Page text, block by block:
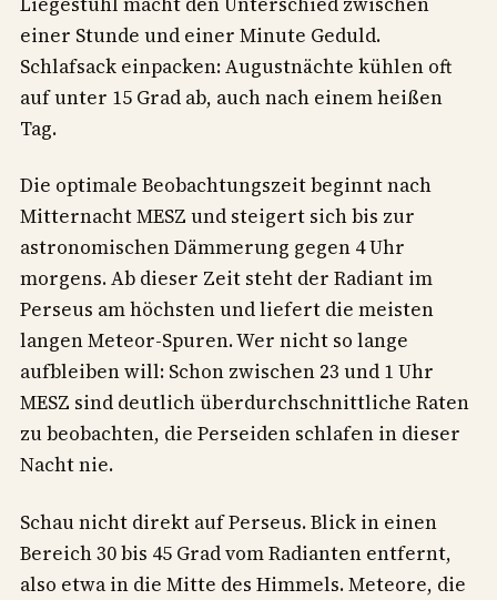
einer Stunde und einer Minute Geduld.
Schlafsack einpacken: Augustnächte kühlen oft
auf unter 15 Grad ab, auch nach einem heißen
Tag.
Die optimale Beobachtungszeit beginnt nach
Mitternacht MESZ und steigert sich bis zur
astronomischen Dämmerung gegen 4 Uhr
morgens. Ab dieser Zeit steht der Radiant im
Perseus am höchsten und liefert die meisten
langen Meteor-Spuren. Wer nicht so lange
aufbleiben will: Schon zwischen 23 und 1 Uhr
MESZ sind deutlich überdurchschnittliche Raten
zu beobachten, die Perseiden schlafen in dieser
Nacht nie.
Schau nicht direkt auf Perseus. Blick in einen
Bereich 30 bis 45 Grad vom Radianten entfernt,
also etwa in die Mitte des Himmels. Meteore, die